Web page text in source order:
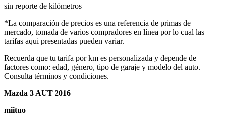
sin reporte de kilómetros
*La comparación de precios es una referencia de primas de
mercado, tomada de varios compradores en línea por lo cual las
tarifas aqui presentadas pueden variar.
Recuerda que tu tarifa por km es personalizada y depende de
factores como: edad, género, tipo de garaje y modelo del auto.
Consulta términos y condiciones.
Mazda 3 AUT 2016
miituo